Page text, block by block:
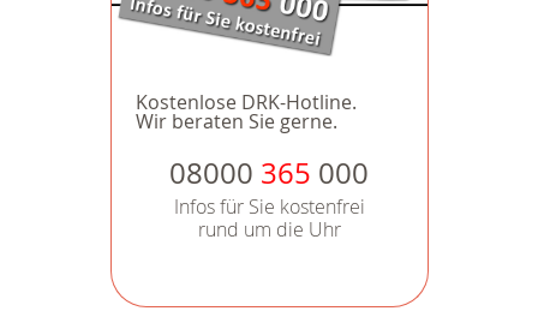
Kostenlose DRK-Hotline.
Wir beraten Sie gerne.
08000 365 000
Infos für Sie kostenfrei
rund um die Uhr